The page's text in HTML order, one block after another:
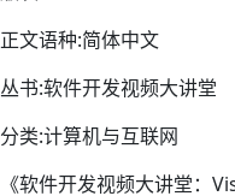
正文语种:简体中文
丛书:软件开发视频大讲堂
分类:计算机与互联网
《软件开发视频大讲堂：